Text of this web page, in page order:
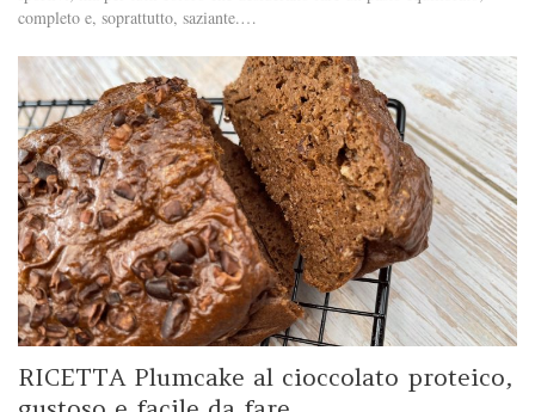
completo e, soprattutto, saziante.…
RICETTA Plumcake al cioccolato proteico,